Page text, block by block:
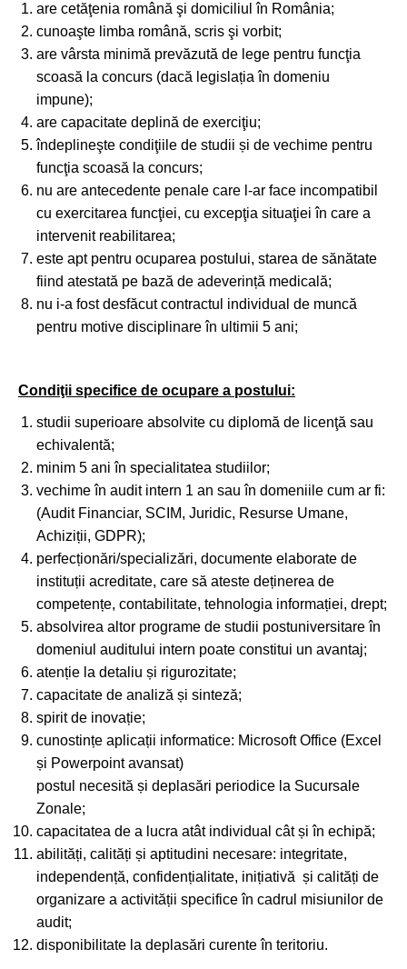
are cetăţenia română şi domiciliul în România;
cunoaşte limba română, scris şi vorbit;
are vârsta minimă prevăzută de lege pentru funcţia
scoasă la concurs (dacă legislația în domeniu
impune);
are capacitate deplină de exerciţiu;
îndeplineşte condiţiile de studii și de vechime pentru
funcţia scoasă la concurs;
nu are antecedente penale care l-ar face incompatibil
cu exercitarea funcţiei, cu excepţia situaţiei în care a
intervenit reabilitarea;
este apt pentru ocuparea postului, starea de sănătate
fiind atestată pe bază de adeverință medicală;
nu i-a fost desfăcut contractul individual de muncă
pentru motive disciplinare în ultimii 5 ani;
Condiţii specifice de ocupare a postului:
studii superioare absolvite cu diplomă de licenţă sau
echivalentă;
minim 5 ani în specialitatea studiilor;
vechime în audit intern 1 an sau în domeniile cum ar fi:
(Audit Financiar, SCIM, Juridic, Resurse Umane,
Achiziții, GDPR);
perfecționări/specializări, documente elaborate de
instituții acreditate, care să ateste deținerea de
competențe, contabilitate, tehnologia informației, drept;
absolvirea altor programe de studii postuniversitare în
domeniul auditului intern poate constitui un avantaj;
atenție la detaliu și rigurozitate;
capacitate de analiză și sinteză;
spirit de inovație;
cunostințe aplicații informatice: Microsoft Office (Excel
și Powerpoint avansat)
postul necesită și deplasări periodice la Sucursale
Zonale;
capacitatea de a lucra atât individual cât și în echipă;
abilități, calități și aptitudini necesare: integritate,
independență, confidențialitate, inițiativă și calități de
organizare a activității specifice în cadrul misiunilor de
audit;
disponibilitate la deplasări curente în teritoriu.